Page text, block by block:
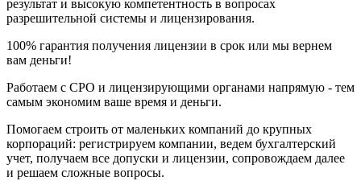
результат и высокую компетентность в вопросах
разрешительной системы и лицензирования.
100% гарантия получения лицензии в срок или мы вернем
вам деньги!
Работаем с СРО и лицензирующими органами напрямую - тем
самым экономим ваше время и деньги.
Помогаем строить от маленьких компаний до крупных
корпораций: регистрируем компании, ведем бухгалтерский
учет, получаем все допуски и лицензии, сопровождаем далее
и решаем сложные вопросы.